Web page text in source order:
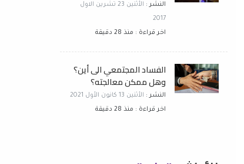
النشر :
الأثنين 23 تشرين الاول
2017
اخر قراءة : منذ 28 دقيقة
الفساد المجتمعي الى أين؟
وهل ممكن معالجته؟
النشر : الأثنين 13 كانون الأول 2021
اخر قراءة : منذ 28 دقيقة